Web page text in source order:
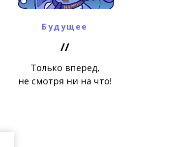
Будущее
//
Только вперед,
не смотря ни на что!